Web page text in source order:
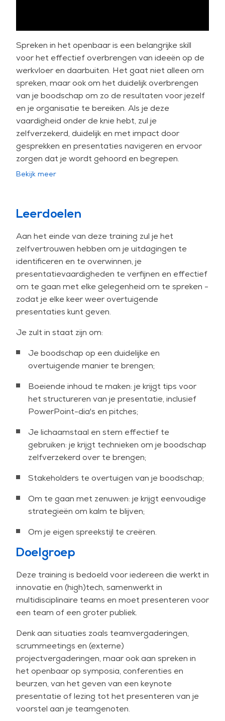
Spreken in het openbaar is een belangrijke skill
voor het effectief overbrengen van ideeën op de
werkvloer en daarbuiten. Het gaat niet alleen om
spreken, maar ook om het duidelijk overbrengen
van je boodschap om zo de resultaten voor jezelf
en je organisatie te bereiken. Als je deze
vaardigheid onder de knie hebt, zul je
zelfverzekerd, duidelijk en met impact door
gesprekken en presentaties navigeren en ervoor
zorgen dat je wordt gehoord en begrepen.
Herken je een van de volgende uitdagingen?
telefoon als je presenteert, of komt je
Voel je je angstig als je je team toespreekt of
een project presenteert?
Mis je autoriteit of heb je moeite met
lichaamstaal die je boodschap ondermijnt?
Heb je alle technische kennis, maar vind je het
moeilijk om anderen te overtuigen of te
inspireren?
Als je het spreken in het openbaar onder de knie
delen, zodat je gehoord wordt en resultaten kunt
beïnvloeden in elke professionele en technische
omgeving.
Zodra er voldoende belangstelling is, organiseren
we een nieuwe open inschrijving. Laat het ons
weten als je op de hoogte gehouden wilt worden.
Deze training is ook beschikbaar voor in-
company sessies.
Bekijk meer
Leerdoelen
Aan het einde van deze training zul je het
zelfvertrouwen hebben om je uitdagingen te
identificeren en te overwinnen, je
presentatievaardigheden te verfijnen en effectief
om te gaan met elke gelegenheid om te spreken -
zodat je elke keer weer overtuigende
presentaties kunt geven.
Je zult in staat zijn om:
Je boodschap op een duidelijke en
overtuigende manier te brengen;
Boeiende inhoud te maken: je krijgt tips voor
het structureren van je presentatie, inclusief
PowerPoint-dia's en pitches;
Je lichaamstaal en stem effectief te
gebruiken: je krijgt technieken om je boodschap
zelfverzekerd over te brengen;
Stakeholders te overtuigen van je boodschap;
Om te gaan met zenuwen: je krijgt eenvoudige
strategieën om kalm te blijven;
Om je eigen spreekstijl te creëren.
Doelgroep
Deze training is bedoeld voor iedereen die werkt in
innovatie en (high)tech, samenwerkt in
multidisciplinaire teams en moet presenteren voor
een team of een groter publiek.
Denk aan situaties zoals teamvergaderingen,
scrummeetings en (externe)
projectvergaderingen, maar ook aan spreken in
het openbaar op symposia, conferenties en
beurzen, van het geven van een keynote
presentatie of lezing tot het presenteren van je
voorstel aan je teamgenoten.